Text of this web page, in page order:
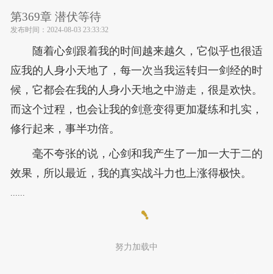
第369章 潜伏等待
发布时间： 2024-08-03 23:33:32
随着心剑跟着我的时间越来越久，它似乎也很适
应我的人身小天地了，每一次当我运转归一剑经的时
候，它都会在我的人身小天地之中游走，很是欢快。
而这个过程，也会让我的剑意变得更加凝练和扎实，
修行起来，事半功倍。
毫不夸张的说，心剑和我产生了一加一大于二的
效果，所以最近，我的真实战斗力也上涨得极快。
......
努力加载中